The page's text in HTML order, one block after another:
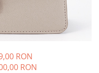
RON
RON